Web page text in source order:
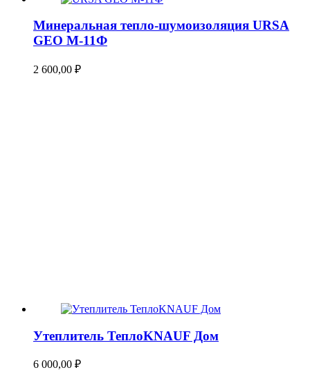
Минеральная тепло-шумоизоляция URSA
GEO М-11Ф
2 600,00 ₽
Утеплитель ТеплоKNAUF Дом
6 000,00 ₽